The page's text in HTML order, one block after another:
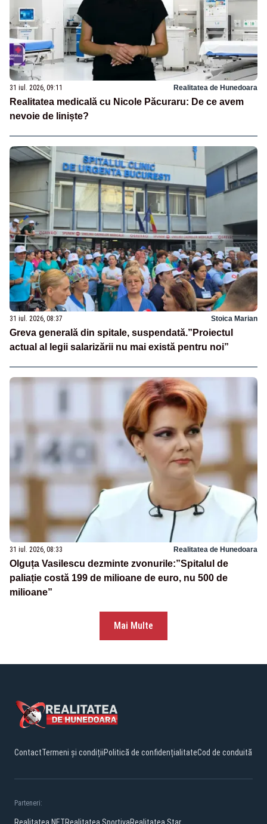
31 iul. 2026, 09:11 Realitatea de Hunedoara
Realitatea medicală cu Nicole Păcuraru: De ce avem
nevoie de liniște?
31 iul. 2026, 08:37 Stoica Marian
Greva generală din spitale, suspendată.”Proiectul
actual al legii salarizării nu mai există pentru noi”
31 iul. 2026, 08:33 Realitatea de Hunedoara
Olguța Vasilescu dezminte zvonurile:”Spitalul de
paliație costă 199 de milioane de euro, nu 500 de
milioane”
Mai Multe
ContactTermeni și condițiiPolitică de confidențialitateCod de conduită
Parteneri:
Realitatea.NETRealitatea SportivaRealitatea Star